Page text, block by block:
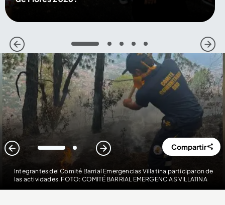
1 2 3 4 5
Integrantes del Comité Barrial Emergencias Villatina participaron de
las actividades. FOTO: COMITÉ BARRIAL EMERGENCIAS VILLATINA
1 2 Compartir